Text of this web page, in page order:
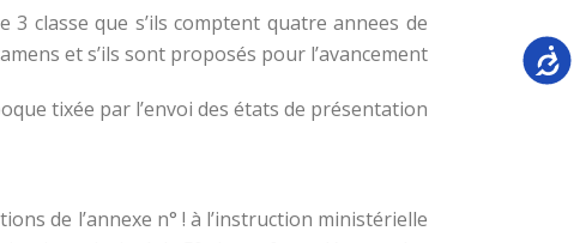
classe que s’ils comptent quatre annees de
et s’ils sont proposés pour l’avancement.
tixée par l’envoi des états de présentation.
de l’annexe n° ! à l’instruction ministérielle